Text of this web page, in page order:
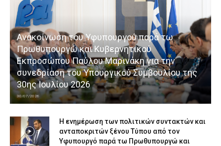
Ανακοίνωση του Υφυπουργού παρά τω
Πρωθυπουργώ και Κυβερνητικού
Εκπροσώπου Παύλου Μαρινάκη για την
συνεδρίαση του Υπουργικού Συμβουλίου της
30ης Ιουλίου 2026
30/07/2026
Η ενημέρωση των πολιτικών συντακτών και
ανταποκριτών ξένου Τύπου από τον
Υφυπουργό παρά τω Πρωθυπουργώ και